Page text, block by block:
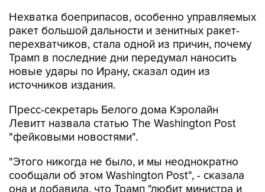
Нехватка боеприпасов, особенно управляемых
ракет большой дальности и зенитных ракет-
перехватчиков, стала одной из причин, почему
Трамп в последние дни передумал наносить
новые удары по Ирану, сказал один из
источников издания.
Пресс-секретарь Белого дома Кэролайн
Левитт назвала статью The Washington Post
"фейковыми новостями".
"Этого никогда не было, и мы неоднократно
сообщали об этом Washington Post", - сказала